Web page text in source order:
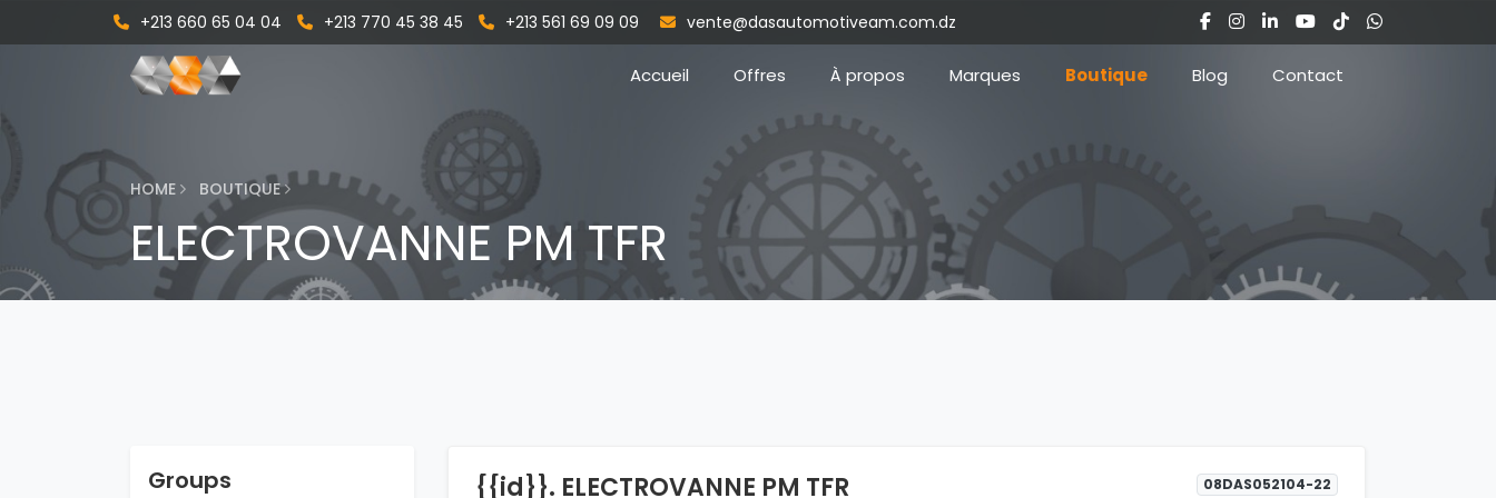
+213 660 65 04 04 +213 770 45 38 45 +213 561 69 09 09 vente@dasautomotiveam.com.dz
Accueil Offres À propos Marques Boutique Blog Contact
HOME BOUTIQUE
ELECTROVANNE PM TFR
Groups {{id}}. ELECTROVANNE PM TFR 08DAS052104-22